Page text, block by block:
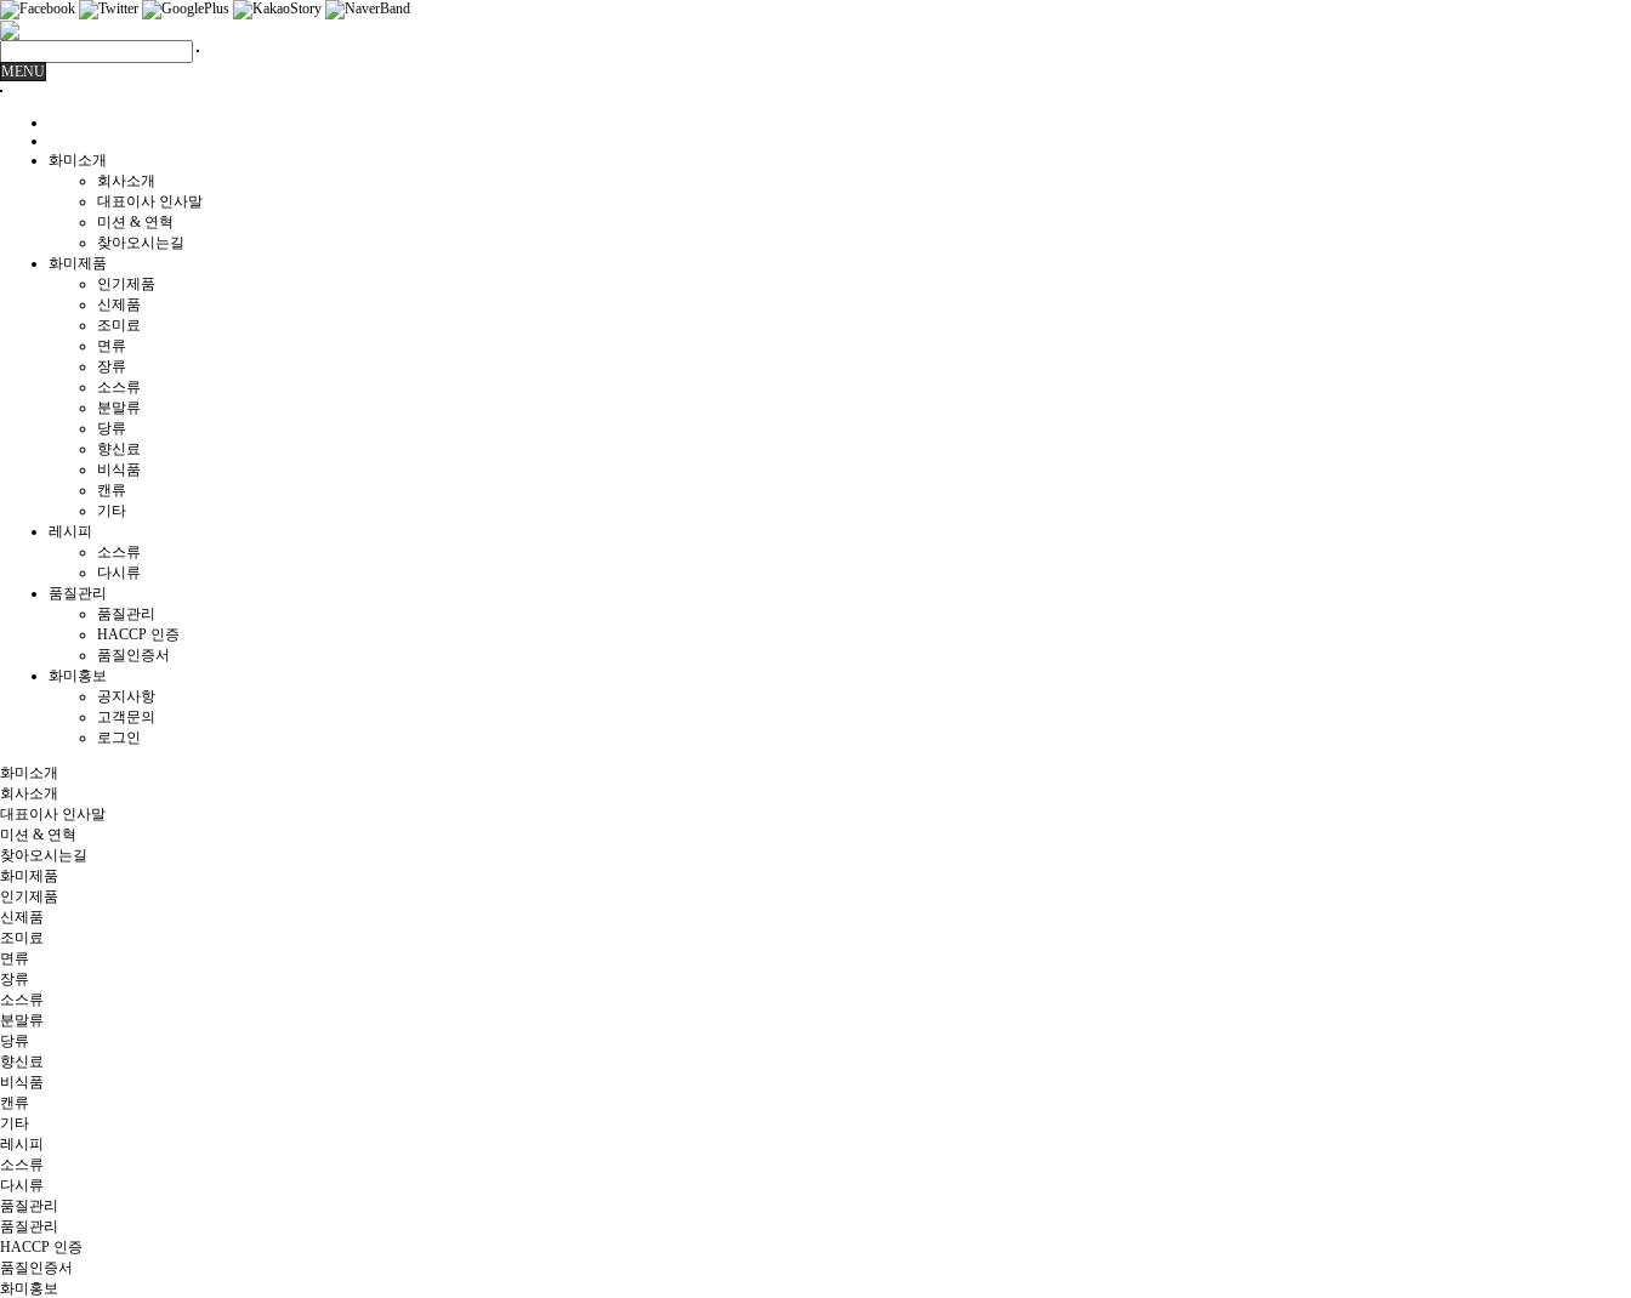
MENU
화미소개
회사소개
대표이사 인사말
미션 & 연혁
찾아오시는길
화미제품
인기제품
신제품
조미료
면류
장류
소스류
분말류
당류
향신료
비식품
캔류
기타
레시피
소스류
다시류
품질관리
품질관리
HACCP 인증
품질인증서
화미홍보
공지사항
고객문의
로그인
화미소개
회사소개
대표이사 인사말
미션 & 연혁
찾아오시는길
화미제품
인기제품
신제품
조미료
면류
장류
소스류
분말류
당류
향신료
비식품
캔류
기타
레시피
소스류
다시류
품질관리
품질관리
HACCP 인증
품질인증서
화미홍보